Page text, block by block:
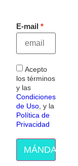
E-mail
Acepto
los términos
y las
Condiciones
de Uso, y la
Política de
Privacidad
MÁNDAME